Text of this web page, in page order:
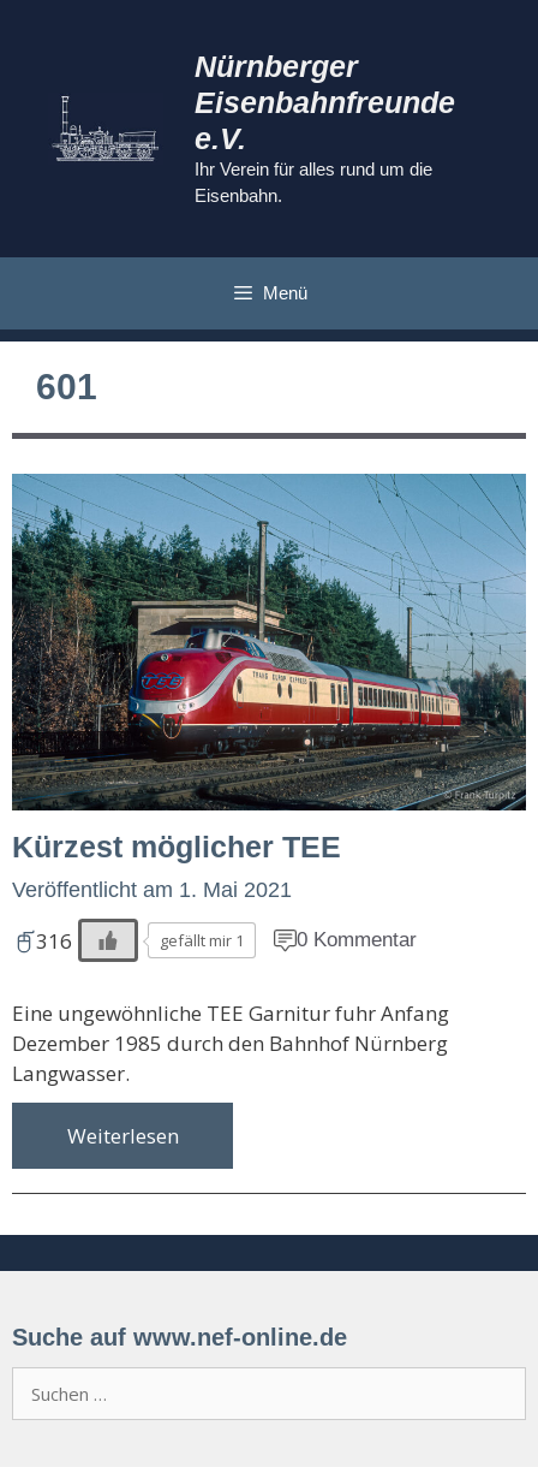
Nürnberger
Eisenbahnfreunde
e.V.
Ihr Verein für alles rund um die
Eisenbahn.
Menü
601
Kürzest möglicher TEE
Veröffentlicht am 1. Mai 2021
316 gefällt mir 1 0 Kommentar
Eine ungewöhnliche TEE Garnitur fuhr Anfang
Dezember 1985 durch den Bahnhof Nürnberg
Langwasser.
Weiterlesen
Suche auf www.nef-online.de
nach: